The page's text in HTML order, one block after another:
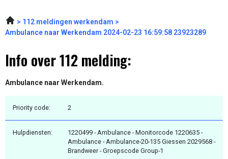
112 meldingen werkendam
Ambulance naar Werkendam 2024-02-23 16:59:58 23923289
Info over 112 melding:
Ambulance naar Werkendam.
Priority code: 2
Hulpdiensten:
1220499 - Ambulance - Monitorcode 1220635 -
Ambulance - Ambulance-20-135 Giessen 2029568 -
Brandweer - Groepscode Group-1